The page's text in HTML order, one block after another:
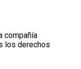
compañía
los derechos